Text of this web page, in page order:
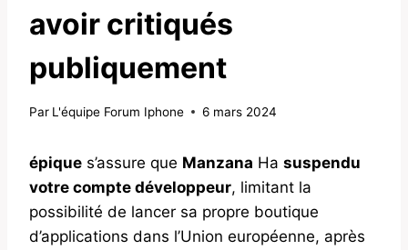
avoir critiqués
publiquement
Par L'équipe Forum Iphone 6 mars 2024
épique s’assure que Manzana Ha suspendu
votre compte développeur, limitant la
possibilité de lancer sa propre boutique
d’applications dans l’Union européenne, après